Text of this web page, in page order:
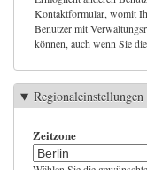
Kontaktformular, womit
Benutzer mit
können, auch wenn Sie
Regionaleinstellungen
Zeitzone